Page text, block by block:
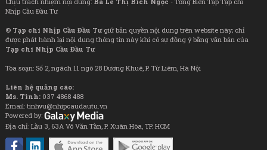
Nhịp Cầu Đầu Tư
© Tạp chí Nhịp Cầu Đầu Tưgiữ bản quyền nội dung trên website này; chỉ
được phát hành lại nội dung thông tin này khi có sự đồng ý bằng văn bản của
Tạp chí Nhịp Cầu Đầu Tư
Tòa soạn: Số 2, ngách 11 ngõ 28 Dương Khuê, P. Từ Liêm, Hà Nội
Liên hệ quảng cáo:
Ms. Tình: 037 4868 488
Email: tinhvu@nhipcaudautu.vn
Powered by:
Địa chỉ: Lầu 3, 63A Võ Văn Tần, P. Xuân Hòa, TP. HCM